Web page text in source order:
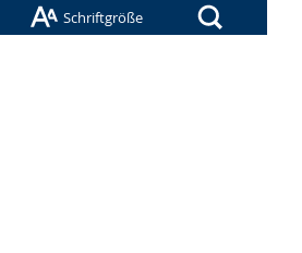
Schriftgröße